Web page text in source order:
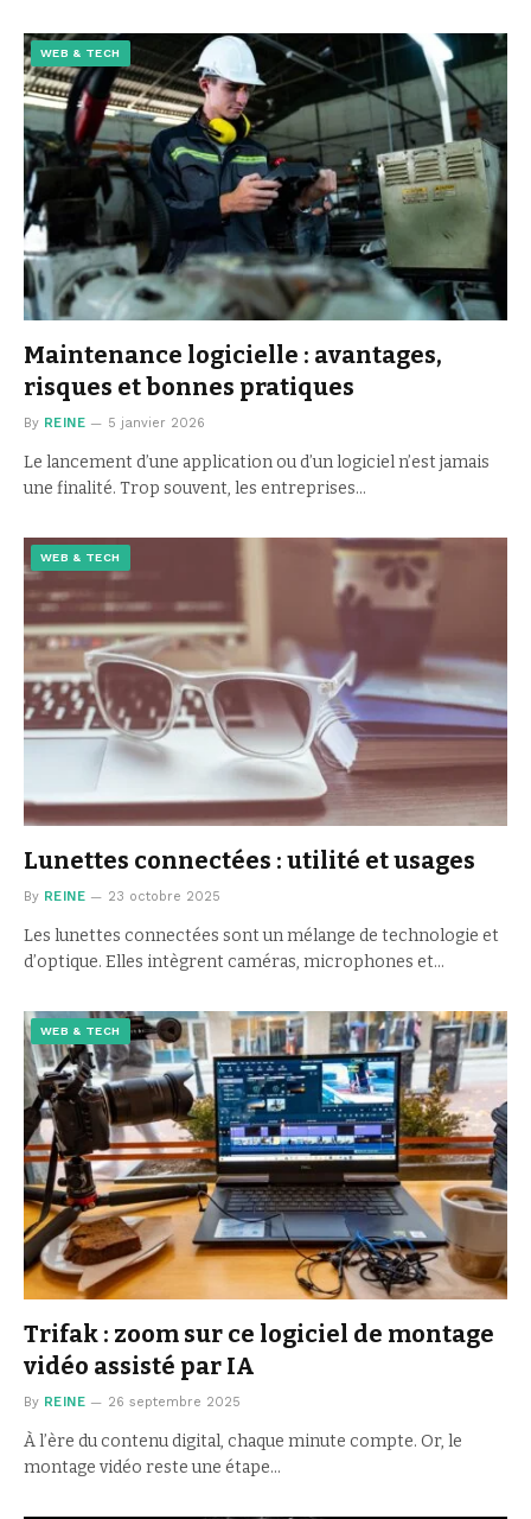
WEB & TECH
Maintenance logicielle : avantages,
risques et bonnes pratiques
By REINE 5 janvier 2026
Le lancement d’une application ou d’un logiciel n’est jamais
une finalité. Trop souvent, les entreprises…
WEB & TECH
Lunettes connectées : utilité et usages
By REINE 23 octobre 2025
Les lunettes connectées sont un mélange de technologie et
d’optique. Elles intègrent caméras, microphones et…
WEB & TECH
Trifak : zoom sur ce logiciel de montage
vidéo assisté par IA
By REINE 26 septembre 2025
À l’ère du contenu digital, chaque minute compte. Or, le
montage vidéo reste une étape…